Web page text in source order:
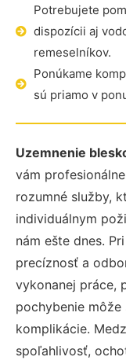
Potrebujete
dispozícii aj
remeselníkov.
Ponúkame
sú priamo v
Uzemnenie
vám
rozumné služby,
individuálnym
nám ešte dnes.
precíznosť a
vykonanej práce,
pochybenie
komplikácie.
spoľahlivosť,